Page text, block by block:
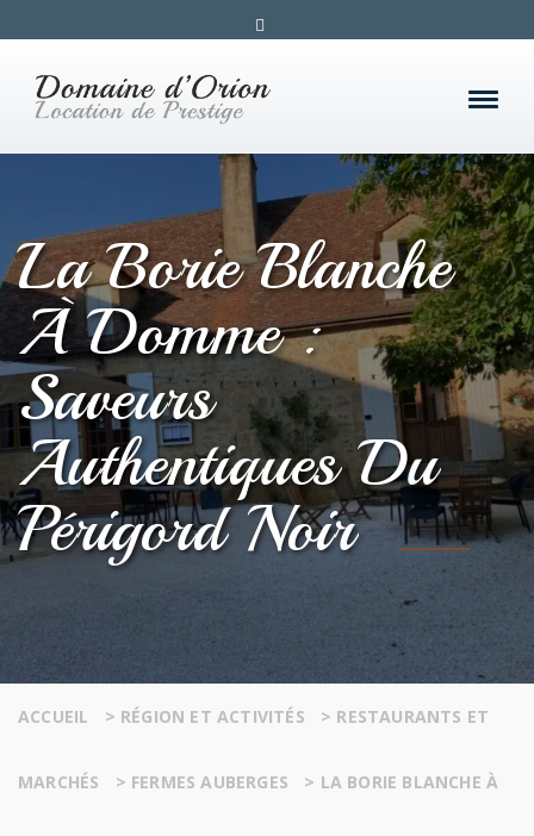
La Borie Blanche
À Domme :
Saveurs
Authentiques Du
Périgord Noir
ACCUEIL > RÉGION ET ACTIVITÉS > RESTAURANTS ET
MARCHÉS > FERMES AUBERGES > LA BORIE BLANCHE À